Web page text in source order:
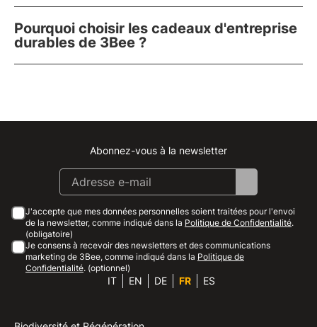
Pourquoi choisir les cadeaux d'entreprise
durables de 3Bee ?
Instagram
Facebook
Linkedin
Youtube
Abonnez-vous à la newsletter
J'accepte que mes données personnelles soient traitées pour l'envoi
de la newsletter, comme indiqué dans la Politique de Confidentialité.
(obligatoire)
Je consens à recevoir des newsletters et des communications
marketing de 3Bee, comme indiqué dans la Politique de
Confidentialité. (optionnel)
IT EN DE FR ES